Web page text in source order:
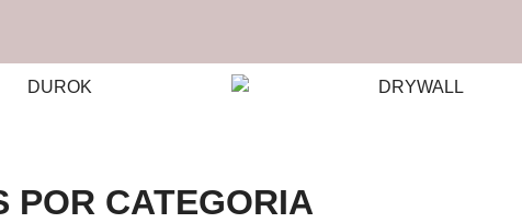
POR CATEGORIA